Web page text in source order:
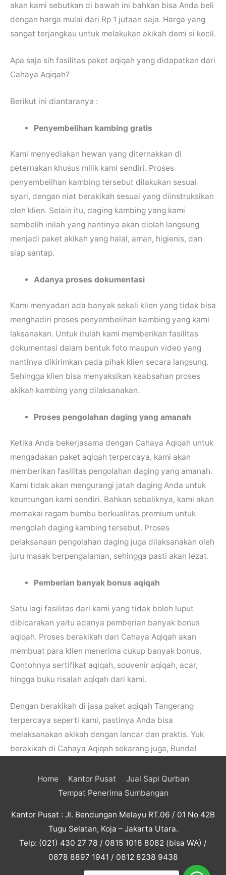
akan kami sebutkan di bawah ini bahkan bisa Anda beli
dengan harga mulai dari Rp 1 jutaan saja. Harga yang
sangat terjangkau untuk melakukan akikah demi si kecil.
Apa saja sih fasilitas paket aqiqah yang didapatkan dari
Cahaya Aqiqah?
Berikut ini diantaranya :
Penyembelihan kambing gratis
Kami menyediakan hewan yang diternakkan di
peternakan khusus milik kami sendiri. Proses
penyembelihan kambing tersebut dilakukan sesuai
syari, dengan niat berakikah sesuai yang diinstruksikan
oleh klien. Selain itu, daging kambing yang kami
sembelih inilah yang nantinya akan diolah langsung
menjadi paket akikah yang halal, aman, higienis, dan
siap santap.
Adanya proses dokumentasi
Kami menyadari ada banyak sekali klien yang tidak bisa
menghadiri proses penyembelihan kambing yang kami
laksanakan. Untuk itulah kami memberikan fasilitas
dokumentasi dalam bentuk foto maupun video yang
nantinya dikirimkan pada pihak klien secara langsung.
Sehingga klien bisa menyaksikan keabsahan proses
akikah kambing yang dilaksanakan.
Proses pengolahan daging yang amanah
Ketika Anda bekerjasama dengan Cahaya Aqiqah untuk
mengadakan paket aqiqah terpercaya, kami akan
memberikan fasilitas pengolahan daging yang amanah.
Kami tidak akan mengurangi jatah daging Anda untuk
keuntungan kami sendiri. Bahkan sebaliknya, kami akan
memakai ragam bumbu berkualitas premium untuk
mengolah daging kambing tersebut. Proses
pelaksanaan pengolahan daging juga dilaksanakan oleh
juru masak berpengalaman, sehingga pasti akan lezat.
Pemberian banyak bonus aqiqah
Satu lagi fasilitas dari kami yang tidak boleh luput
dibicarakan yaitu adanya pemberian banyak bonus
aqiqah. Proses berakikah dari Cahaya Aqiqah akan
membuat para klien menerima cukup banyak bonus.
Contohnya sertifikat aqiqah, souvenir aqiqah, acar,
hingga buku risalah aqiqah dari kami.
Dengan berakikah di jasa paket aqiqah Tangerang
terpercaya seperti kami, pastinya Anda bisa
melaksanakan akikah dengan lancar dan praktis. Yuk
berakikah di Cahaya Aqiqah sekarang juga, Bunda!
Home Kantor Pusat
Jual Sapi Qurban
Tempat Penerima Sumbangan
Kantor Pusat : Jl. Bendungan Melayu RT.06 / 01 No 42B
Tugu Selatan, Koja – Jakarta Utara.
Telp: (021) 430 27 78 / 0815 1018 8082 (bisa WA) /
0878 8897 1941 / 0812 8238 9438